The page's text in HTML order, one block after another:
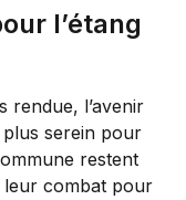
l’étang
rendue, l’avenir
plus serein pour
restent
leur combat pour